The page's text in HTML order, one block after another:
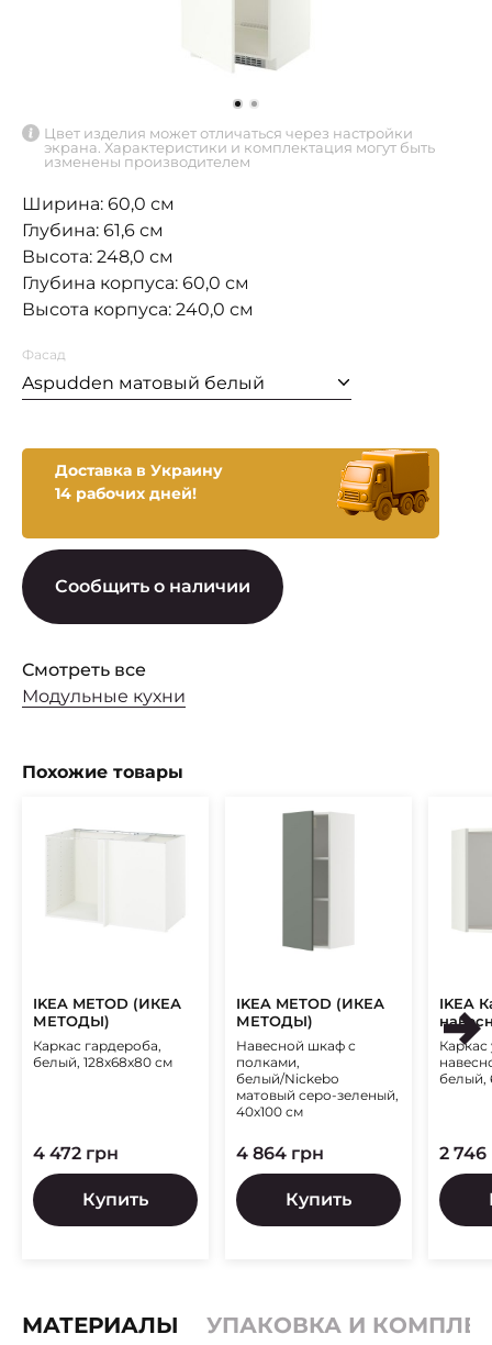
Цвет изделия может отличаться через настройки
экрана. Характеристики и комплектация могут быть
изменены производителем
Ширина: 60,0 см
Глубина: 61,6 см
Высота: 248,0 см
Глубина корпуса: 60,0 см
Высота корпуса: 240,0 см
Фасад
Aspudden матовый белый
Доставка в Украину
14 рабочих дней!
Сообщить о наличии
Смотреть все
Модульные кухни
Похожие товары
IKEA METOD (ИКЕА
МЕТОДЫ)
Каркас гардероба,
белый, 128x68x80 см
4 472 грн
Купить
IKEA METOD (ИКЕА
МЕТОДЫ)
Навесной шкаф с
полками,
белый/Nickebo
матовый серо-зеленый,
40х100 см
4 864 грн
Купить
IKEA
шкафа
Каркас
белый,
2 746
МАТЕРИАЛЫ УПАКОВКА И